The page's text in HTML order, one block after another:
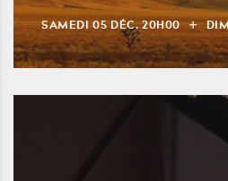
SAMEDI05DÉC.20H00